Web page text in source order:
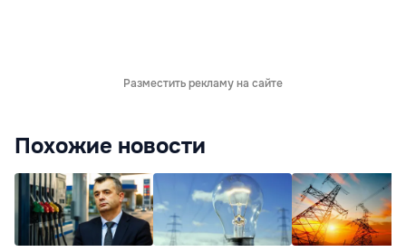
Разместить рекламу на сайте
Похожие новости